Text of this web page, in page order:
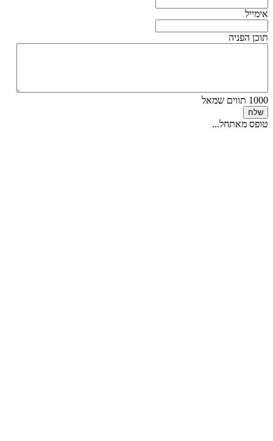
אימייל
תוכן הפניה
1000 תווים שמאל
שלח
טופס מאתחל...